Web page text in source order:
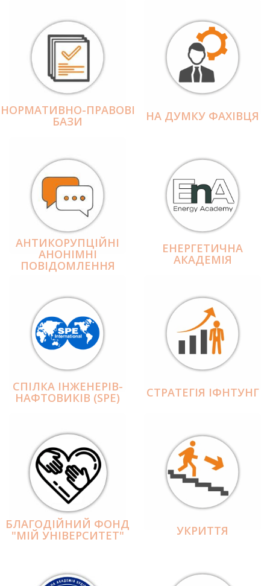
НОРМАТИВНО-ПРАВОВІ
БАЗИ НА ДУМКУ ФАХІВЦЯ
АНТИКОРУПЦІЙНІ
АНОНІМНІ
ПОВІДОМЛЕННЯ
ЕНЕРГЕТИЧНА
АКАДЕМІЯ
СПІЛКА ІНЖЕНЕРІВ-
НАФТОВИКІВ (SPE) СТРАТЕГІЯ ІФНТУНГ
БЛАГОДІЙНИЙ ФОНД
"МІЙ УНІВЕРСИТЕТ" УКРИТТЯ